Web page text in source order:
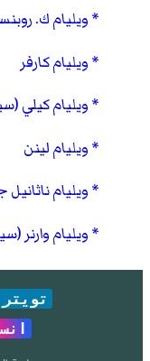
ويليام ك.
ويليام كارفر
ويليام كيلي
ويليام لينن
ويليام ناثانيل
ويليام وارنر
تويتر